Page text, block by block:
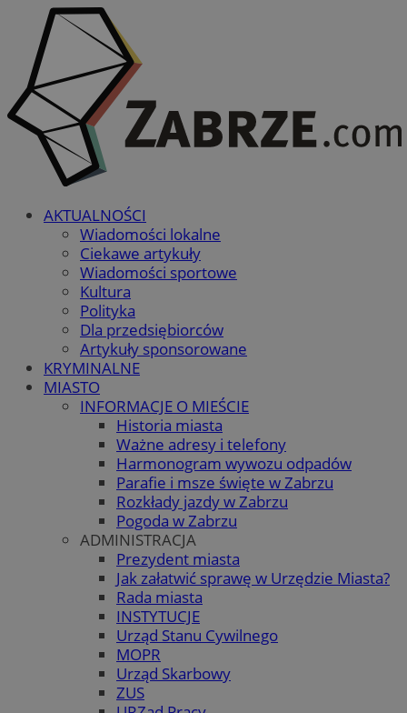
AKTUALNOŚCI
Wiadomości lokalne
Ciekawe artykuły
Wiadomości sportowe
Kultura
Polityka
Dla przedsiębiorców
Artykuły sponsorowane
KRYMINALNE
MIASTO
INFORMACJE O MIEŚCIE
Historia miasta
Ważne adresy i telefony
Harmonogram wywozu odpadów
Parafie i msze święte w Zabrzu
Rozkłady jazdy w Zabrzu
Pogoda w Zabrzu
ADMINISTRACJA
Prezydent miasta
Jak załatwić sprawę w Urzędzie Miasta?
Rada miasta
INSTYTUCJE
Urząd Stanu Cywilnego
MOPR
Urząd Skarbowy
ZUS